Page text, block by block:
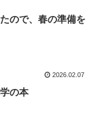
ので、春の準備を
2026.02.07
の本